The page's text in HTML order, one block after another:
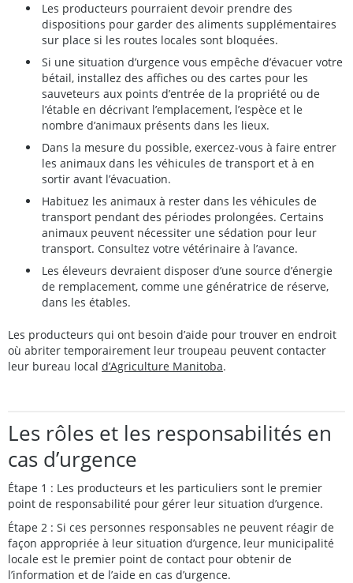
Les producteurs pourraient devoir prendre des
dispositions pour garder des aliments supplémentaires
sur place si les routes locales sont bloquées.
Si une situation d’urgence vous empêche d’évacuer votre
bétail, installez des affiches ou des cartes pour les
sauveteurs aux points d’entrée de la propriété ou de
l’étable en décrivant l’emplacement, l’espèce et le
nombre d’animaux présents dans les lieux.
Dans la mesure du possible, exercez-vous à faire entrer
les animaux dans les véhicules de transport et à en
sortir avant l’évacuation.
Habituez les animaux à rester dans les véhicules de
transport pendant des périodes prolongées. Certains
animaux peuvent nécessiter une sédation pour leur
transport. Consultez votre vétérinaire à l’avance.
Les éleveurs devraient disposer d’une source d’énergie
de remplacement, comme une génératrice de réserve,
dans les étables.
Les producteurs qui ont besoin d’aide pour trouver en endroit
où abriter temporairement leur troupeau peuvent contacter
leur bureau local d’Agriculture Manitoba.
Les rôles et les responsabilités en
cas d’urgence
Étape 1 : Les producteurs et les particuliers sont le premier
point de responsabilité pour gérer leur situation d’urgence.
Étape 2 : Si ces personnes responsables ne peuvent réagir de
façon appropriée à leur situation d’urgence, leur municipalité
locale est le premier point de contact pour obtenir de
l’information et de l’aide en cas d’urgence.